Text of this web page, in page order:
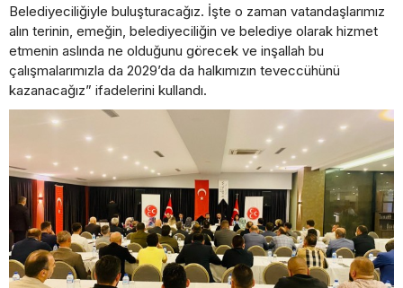
Belediyeciliğiyle buluşturacağız. İşte o zaman vatandaşlarımız
alın terinin, emeğin, belediyeciliğin ve belediye olarak hizmet
etmenin aslında ne olduğunu görecek ve inşallah bu
çalışmalarımızla da 2029’da da halkımızın teveccühünü
kazanacağız” ifadelerini kullandı.